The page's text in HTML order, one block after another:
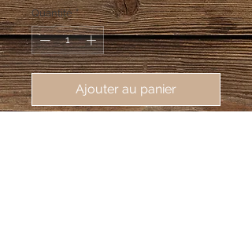
Quantité *
Ajouter au panier